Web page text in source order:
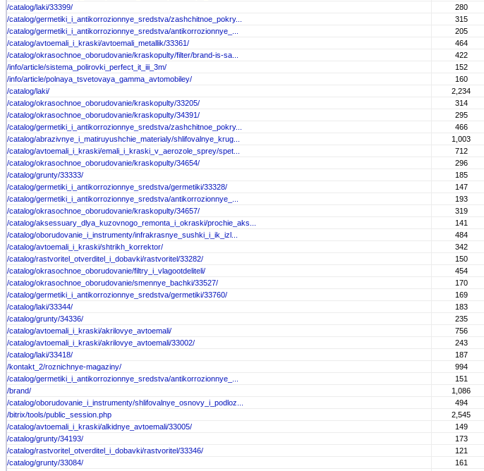
/catalog/laki/33399/
280
/catalog/germetiki_i_antikorrozionnye_sredstva/zashchitnoe_pokry...
315
/catalog/germetiki_i_antikorrozionnye_sredstva/antikorrozionnye_...
205
/catalog/avtoemali_i_kraski/avtoemali_metallik/33361/
464
/catalog/okrasochnoe_oborudovanie/kraskopulty/filter/brand-is-sa...
422
/info/article/sistema_polirovki_perfect_it_iii_3m/
152
/info/article/polnaya_tsvetovaya_gamma_avtomobiley/
160
/catalog/laki/
2,234
/catalog/okrasochnoe_oborudovanie/kraskopulty/33205/
314
/catalog/okrasochnoe_oborudovanie/kraskopulty/34391/
295
/catalog/germetiki_i_antikorrozionnye_sredstva/zashchitnoe_pokry...
466
/catalog/abrazivnye_i_matiruyushchie_materialy/shlifovalnye_krug...
1,003
/catalog/avtoemali_i_kraski/emali_i_kraski_v_aerozole_sprey/spet...
712
/catalog/okrasochnoe_oborudovanie/kraskopulty/34654/
296
/catalog/grunty/33333/
185
/catalog/germetiki_i_antikorrozionnye_sredstva/germetiki/33328/
147
/catalog/germetiki_i_antikorrozionnye_sredstva/antikorrozionnye_...
193
/catalog/okrasochnoe_oborudovanie/kraskopulty/34657/
319
/catalog/aksessuary_dlya_kuzovnogo_remonta_i_okraski/prochie_aks...
141
/catalog/oborudovanie_i_instrumenty/infrakrasnye_sushki_i_ik_izl...
484
/catalog/avtoemali_i_kraski/shtrikh_korrektor/
342
/catalog/rastvoritel_otverditel_i_dobavki/rastvoritel/33282/
150
/catalog/okrasochnoe_oborudovanie/filtry_i_vlagootdeliteli/
454
/catalog/okrasochnoe_oborudovanie/smennye_bachki/33527/
170
/catalog/germetiki_i_antikorrozionnye_sredstva/germetiki/33760/
169
/catalog/laki/33344/
183
/catalog/grunty/34336/
235
/catalog/avtoemali_i_kraski/akrilovye_avtoemali/
756
/catalog/avtoemali_i_kraski/akrilovye_avtoemali/33002/
243
/catalog/laki/33418/
187
/kontakt_2/roznichnye-magaziny/
994
/catalog/germetiki_i_antikorrozionnye_sredstva/antikorrozionnye_...
151
/brand/
1,086
/catalog/oborudovanie_i_instrumenty/shlifovalnye_osnovy_i_podloz...
494
/bitrix/tools/public_session.php
2,545
/catalog/avtoemali_i_kraski/alkidnye_avtoemali/33005/
149
/catalog/grunty/34193/
173
/catalog/rastvoritel_otverditel_i_dobavki/rastvoritel/33346/
121
/catalog/grunty/33084/
161